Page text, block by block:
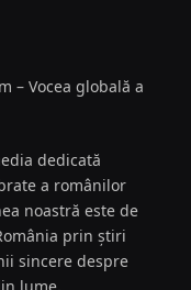
– Vocea globală a
dedicată
a românilor
noastră este de
prin știri
sincere despre